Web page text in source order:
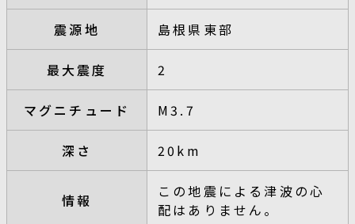
震源地 島根県東部
最大震度 2
マグニチュード M3.7
深さ 20km
情報
この地震による津波の心
配はありません。